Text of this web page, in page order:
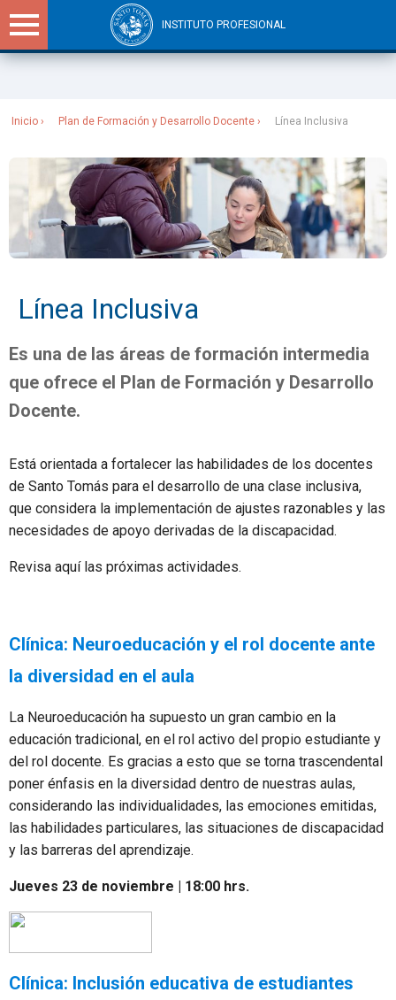
INSTITUTO PROFESIONAL
Inicio Plan de Formación y Desarrollo Docente Línea Inclusiva
Línea Inclusiva
Es una de las áreas de formación intermedia
que ofrece el Plan de Formación y Desarrollo
Docente.
Está orientada a fortalecer las habilidades de los docentes
de Santo Tomás para el desarrollo de una clase inclusiva,
que considera la implementación de ajustes razonables y las
necesidades de apoyo derivadas de la discapacidad.
Revisa aquí las próximas actividades.
Clínica: Neuroeducación y el rol docente ante
la diversidad en el aula
La Neuroeducación ha supuesto un gran cambio en la
educación tradicional, en el rol activo del propio estudiante y
del rol docente. Es gracias a esto que se torna trascendental
poner énfasis en la diversidad dentro de nuestras aulas,
considerando las individualidades, las emociones emitidas,
las habilidades particulares, las situaciones de discapacidad
y las barreras del aprendizaje.
Jueves 23 de noviembre | 18:00 hrs.
Clínica: Inclusión educativa de estudiantes